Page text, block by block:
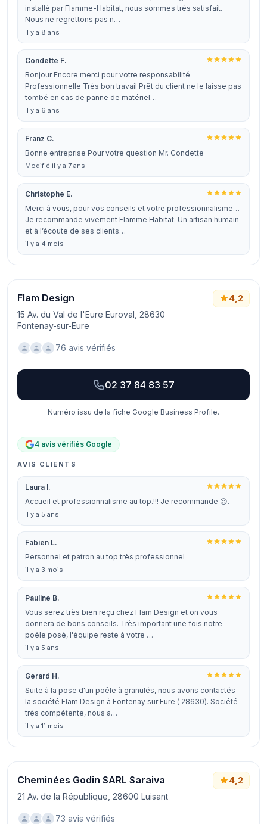
installé par Flamme-Habitat, nous sommes très satisfait.
Nous ne regrettons pas n…
il y a 8 ans
Condette F.
Bonjour Encore merci pour votre responsabilité
Professionnelle Très bon travail Prêt du client ne le laisse pas
tombé en cas de panne de matériel…
il y a 6 ans
Franz C.
Bonne entreprise Pour votre question Mr. Condette
Modifié il y a 7 ans
Christophe E.
Merci à vous, pour vos conseils et votre professionnalisme…
Je recommande vivement Flamme Habitat. Un artisan humain
et à l’écoute de ses clients…
il y a 4 mois
Flam Design
15 Av. du Val de l'Eure Euroval, 28630
Fontenay-sur-Eure
4,2
76 avis vérifiés
02 37 84 83 57
Numéro issu de la fiche Google Business Profile.
4 avis vérifiés Google
AVIS CLIENTS
Laura I.
Accueil et professionnalisme au top.!!! Je recommande 😉.
il y a 5 ans
Fabien L.
Personnel et patron au top très professionnel
il y a 3 mois
Pauline B.
Vous serez très bien reçu chez Flam Design et on vous
donnera de bons conseils. Très important une fois notre
poêle posé, l'équipe reste à votre …
il y a 5 ans
Gerard H.
Suite à la pose d'un poêle à granulés, nous avons contactés
la société Flam Design à Fontenay sur Eure ( 28630). Société
très compétente, nous a…
il y a 11 mois
Cheminées Godin SARL Saraiva
21 Av. de la République, 28600 Luisant
4,2
73 avis vérifiés